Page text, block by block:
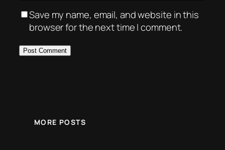
Save my name, email, and website in this
browser for the next time I comment.
MORE POSTS